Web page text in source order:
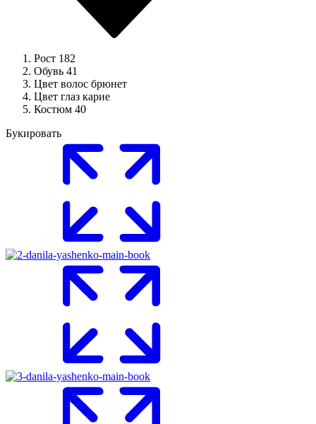
Рост 182
Обувь 41
Цвет волос брюнет
Цвет глаз карие
Костюм 40
Букировать